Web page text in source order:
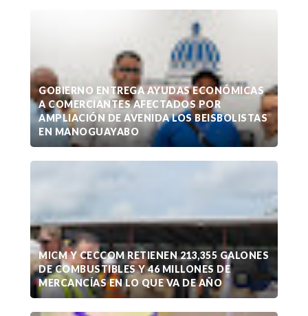
GOBIERNO ENTREGA AYUDAS ECONÓMICAS
A COMERCIANTES AFECTADOS POR
AMPLIACIÓN DE AVENIDA LOS BEISBOLISTAS
EN MANOGUAYABO
MICM Y CECCOM RETIENEN 213,355 GALONES
DE COMBUSTIBLES Y 46 MILLONES DE
MERCANCÍAS EN LO QUE VA DE AÑO